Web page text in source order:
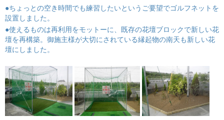
●ちょっとの空き時間でも練習したいというご要望でゴルフネットを
設置しました。
●使えるものは再利用をモットーに、既存の花壇ブロックで新しい花
壇を再構築。御施主様が大切にされている縁起物の南天も新しい花
壇にしました。